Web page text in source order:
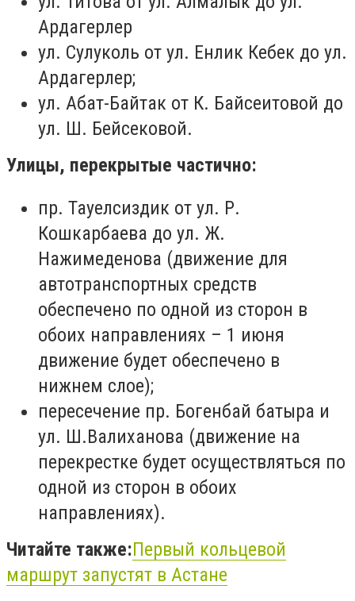
Ардагерлер
ул. Сулуколь от ул. Енлик Кебек до ул.
Ардагерлер;
ул. Абат-Байтак от К. Байсеитовой до
ул. Ш. Бейсековой.
Улицы, перекрытые частично:
пр. Тауелсиздик от ул. Р.
Кошкарбаева до ул. Ж.
Нажимеденова (движение для
автотранспортных средств
обеспечено по одной из сторон в
обоих направлениях – 1 июня
движение будет обеспечено в
нижнем слое);
пересечение пр. Богенбай батыра и
ул. Ш.Валиханова (движение на
перекрестке будет осуществляться по
одной из сторон в обоих
направлениях).
Читайте также:Первый кольцевой
маршрут запустят в Астане